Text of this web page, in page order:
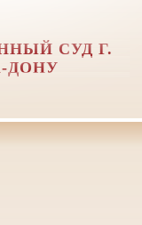
СУД Г.
ДОНУ